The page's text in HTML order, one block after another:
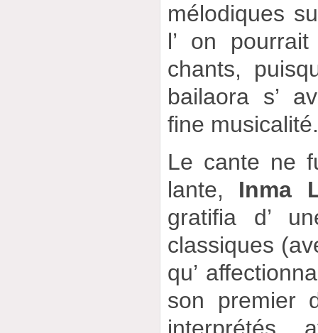
mélodiques
l’ on
chants,
bailaora s’
fine
Le cante ne
lante, Inma
gratifia d’
classiques
qu’
son premier
interprétés